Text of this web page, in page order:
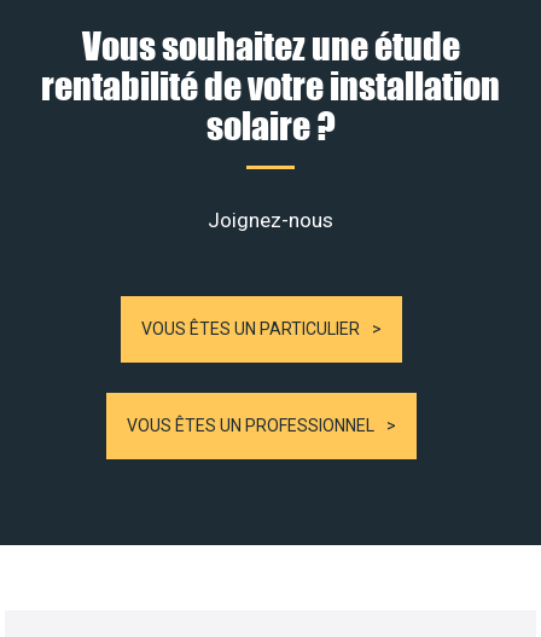
Vous souhaitez une étude
rentabilité de votre installation
solaire ?
Joignez-nous
VOUS ÊTES UN PARTICULIER
VOUS ÊTES UN PROFESSIONNEL